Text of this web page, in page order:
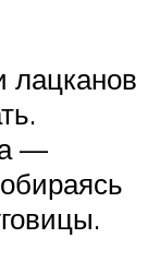
лацканов
—